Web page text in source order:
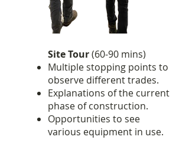
Site Tour(60-90 mins)
Multiple stopping points to
observe different trades.
Explanations of the current
phase of construction.
Opportunities to see
various equipment in use.